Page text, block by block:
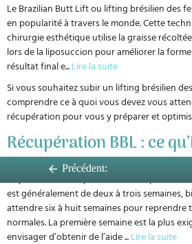
Précédent:
Le Brazilian Butt Lift ou lifting brésilien des
en popularité à travers le monde. Cette
chirurgie esthétique utilise la graisse
lors de la liposuccion pour améliorer la forme
résultat final e...Lire la suite
Si vous souhaitez subir un lifting brésilien
comprendre ce à quoi vous devez vous
récupération pour vous y préparer et
Récupération BBL : ce
La période de récupération initiale pour un
est généralement de deux à trois semaines,
attendre six à huit semaines pour reprendre
normales. La première semaine est la plus
envisager d’obtenir de l’aide...Lire la suite